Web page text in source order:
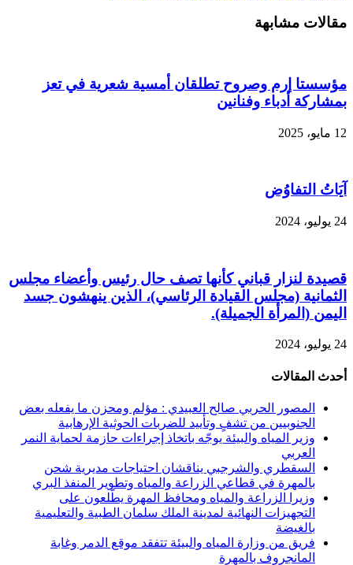
مقالات مشابهة
مؤسستا إرم وصروح تطلقان أمسية شعرية في تعز
بمشاركة أدباء وفنانين
12 مايو، 2025
آيَاتُ التفاوُض
24 يوليو، 2024
قصيدة لنزار قباني كأنها تصف حال رئيس وأعضاء مجلس
الثمانية (مجلس القيادة الرئاسي)، الذين ينهشون جسد
اليمن (المرأة الجميلة).
24 يوليو، 2024
أحدث المقالات
المصور الحربي صالح العبيدي : مؤلم ومحزن ما يفعله بعض
الجنوبيين من تشفٍ وتأييد للضربات الحوثية الإرهابية
وزير المياه والبيئة يوجّه باتخاذ إجراءات حازمة لحماية النمر
العربي
السقطري والشرجبي يناقشان احتياجات مديرية شحن
بالمهرة في قطاعي الزراعة والمياه وتطوير المنفذ البري
وزيرا الزراعة والمياه ومحافظ المهرة يطّلعون على
التجهيزات النهائية لمدينة الملك سلمان الطبية والتعليمية
بالغيضة
فريق من وزارة المياه والبيئة تتفقد موقع الدمر وغابة
المانجروف بالمهرة